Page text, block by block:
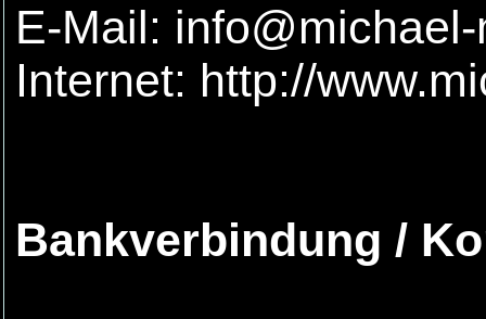
E-Mail:
Internet: http://
Bankverbindung /